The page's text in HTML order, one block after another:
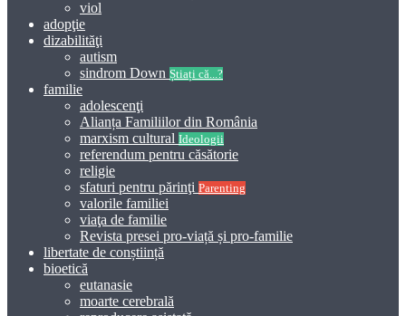
viol
adopţie
dizabilităţi
autism
sindrom Down Știați că...?
familie
adolescenţi
Alianța Familiilor din România
marxism cultural Ideologii
referendum pentru căsătorie
religie
sfaturi pentru părinţi Parenting
valorile familiei
viaţa de familie
Revista presei pro-viață și pro-familie
libertate de conștiință
bioetică
eutanasie
moarte cerebrală